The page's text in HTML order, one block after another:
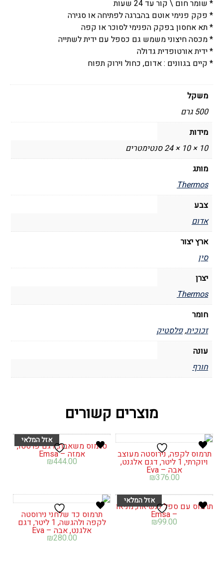
דגם
פרמייר
-
Thermos
Premier
* שומר חום \ קור עד 24 שעות
* פקק פנימי אוטם בהברגה לפתיחה או סגירה
* תא אחסון בפקק הפנימי לסוכר או קפה
* מכסה חיצוני משמש גם כספל עם ידית לשתייה
* ידית אורטופדית גדולה
* קיים בגוונים : אדום, כחול וירוק תפוח
משקל
500 גרם
מידות
10 × 10 × 24 סנטימטרים
מותג
Thermos
צבע
אדום
ארץ יצור
סין
יצרן
Thermos
חומר
זכוכית,פלסטיק
עונה
חורף
מוצרים קשורים
תרמוס לקפה, נירוסטה מעוצב
ויוקרתי, 1 ליטר, דגם אלגנט,
אבה – Eva
₪376.00
טרמוס משאבה, דגם פרסטו,
אמזה – Emsa
₪444.00
תרמוס עם ספל לנשיאה, מניאו
– Emsa
₪99.00
תרמוס כד שלחני נירוסטה
לקפה ולהגשה, 1 ליטר, דגם
אלגנט, אבה – Eva
₪280.00